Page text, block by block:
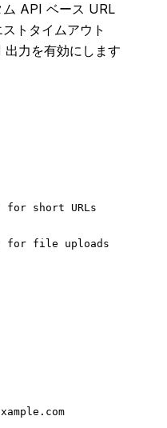
ム API ベース URL
ストタイムアウト
力を有効にします
short URLs
for file uploads